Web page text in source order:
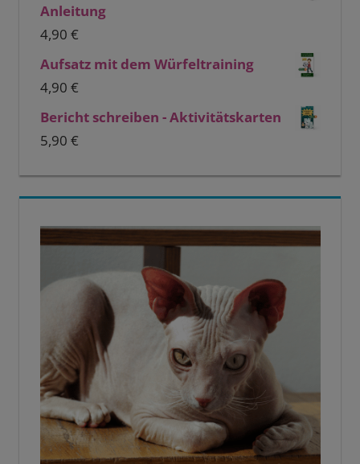
Anleitung
4,90 €
Aufsatz mit dem Würfeltraining
4,90 €
Bericht schreiben - Aktivitätskarten
5,90 €